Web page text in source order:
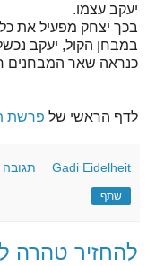
יעקב עצמו.
בכך יצחק מפעיל את כל
במבחן הקול, יעקב
כנראה שאר המבחנים
לדף הראשי של פרשת
Gadi Eidelheit תגובה 1:
שתף
להחזיר טהרה